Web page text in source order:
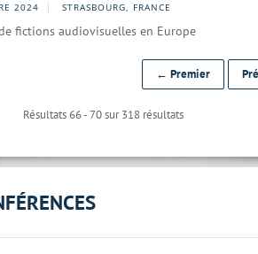
2024 STRASBOURG, FRANCE
fictions audiovisuelles en Europe
Résultats 66 - 70 sur 318 résultats
← Premier